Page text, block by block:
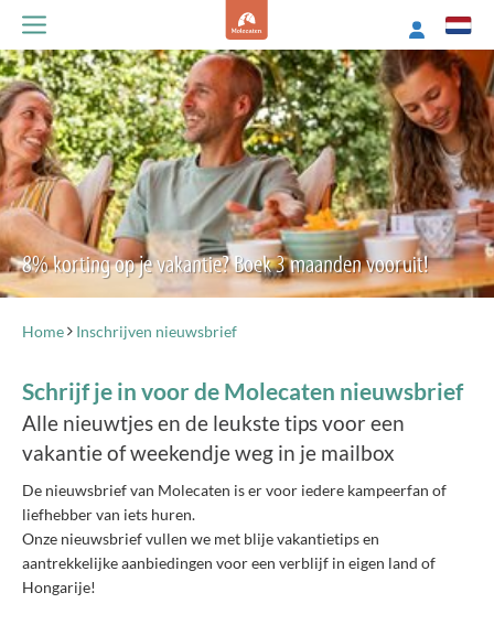
8% korting op je vakantie? Boek 3 maanden vooruit!
Home Inschrijven nieuwsbrief
Schrijf je in voor de Molecaten nieuwsbrief
Alle nieuwtjes en de leukste tips voor een
vakantie of weekendje weg in je mailbox
De nieuwsbrief van Molecaten is er voor iedere kampeerfan of
liefhebber van iets huren.
Onze nieuwsbrief vullen we met blije vakantietips en
aantrekkelijke aanbiedingen voor een verblijf in eigen land of
Hongarije!